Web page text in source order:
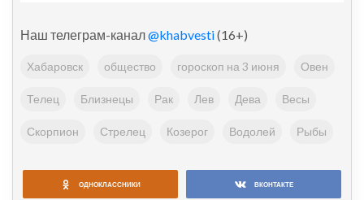
Наш телеграм-канал@khabvesti(16+)
Хабаровск общество гороскоп на 3 июня Овен
Телец Близнецы Рак Лев Дева Весы
Скорпион Стрелец Козерог Водолей Рыбы
ОДНОКЛАССНИКИ ВКОНТАКТЕ